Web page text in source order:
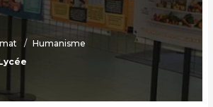
Humanisme